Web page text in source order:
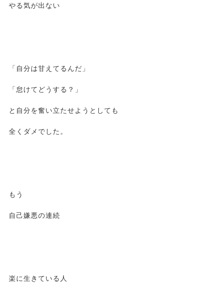
やる気が出ない
「自分は甘えてるんだ」
「怠けてどうする？」
と自分を奮い立たせようとしても
全くダメでした。
もう
自己嫌悪の連続
楽に生きている人